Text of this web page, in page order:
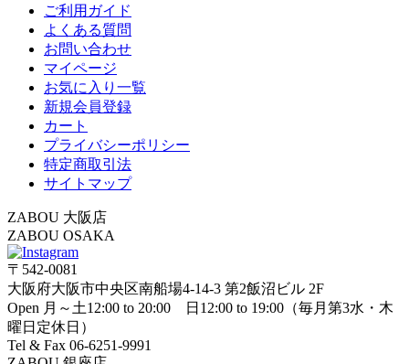
ご利用ガイド
よくある質問
お問い合わせ
マイページ
お気に入り一覧
新規会員登録
カート
プライバシーポリシー
特定商取引法
サイトマップ
ZABOU 大阪店
ZABOU OSAKA
〒542-0081
大阪府大阪市中央区南船場4-14-3 第2飯沼ビル 2F
Open 月～土12:00 to 20:00 日12:00 to 19:00（毎月第3水・木
曜日定休日）
Tel & Fax 06-6251-9991